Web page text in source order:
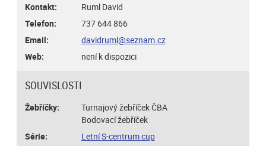
Kontakt:
Ruml David
Telefon:
737 644 866
Email:
davidruml@seznam.cz
Web:
není k dispozici
SOUVISLOSTI
Žebříčky:
Turnajový žebříček ČBA
Bodovací žebříček
Série:
Letní S-centrum cup